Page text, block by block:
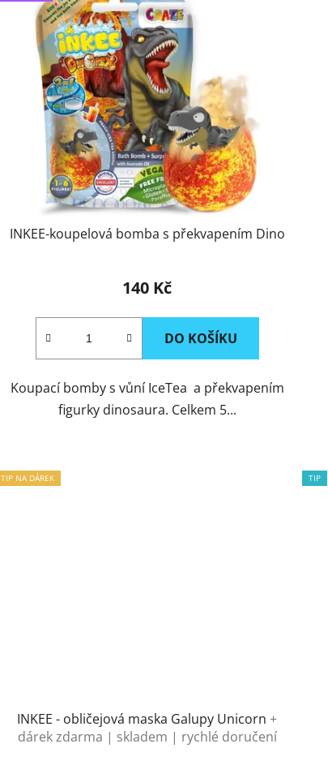
INKEE-koupelová bomba s překvapením Dino
140 Kč
DO KOŠÍKU
Koupací bomby s vůní IceTea a překvapením
figurky dinosaura. Celkem 5...
TIP NA DÁREK
INKEE - obličejová maska Galupy Unicorn+
dárek zdarma | skladem | rychlé doručení
TIP